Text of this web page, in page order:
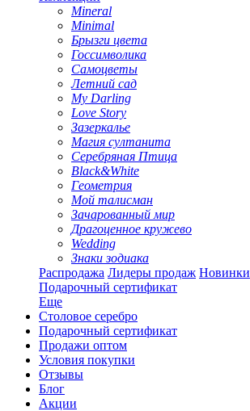
Mineral
Minimal
Брызги цвета
Госсимволика
Самоцветы
Летний сад
My Darling
Love Story
Зазеркалье
Магия султанита
Серебряная Птица
Black&White
Геометрия
Мой талисман
Зачарованный мир
Драгоценное кружево
Wedding
Знаки зодиака
Распродажа Лидеры продаж Новинки
Подарочный сертификат
Еще
Столовое серебро
Подарочный сертификат
Продажи оптом
Условия покупки
Отзывы
Блог
Акции